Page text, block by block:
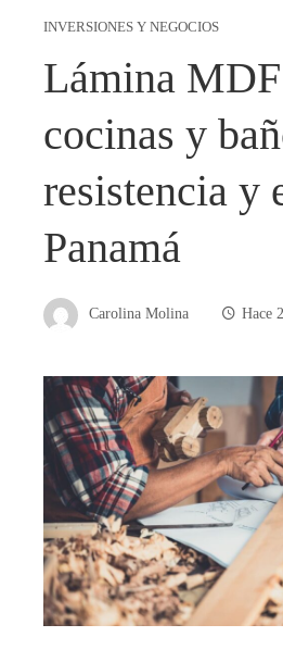
INVERSIONES Y NEGOCIOS
Lámina
cocinas y
resistencia y
Panamá
Carolina Molina Hace